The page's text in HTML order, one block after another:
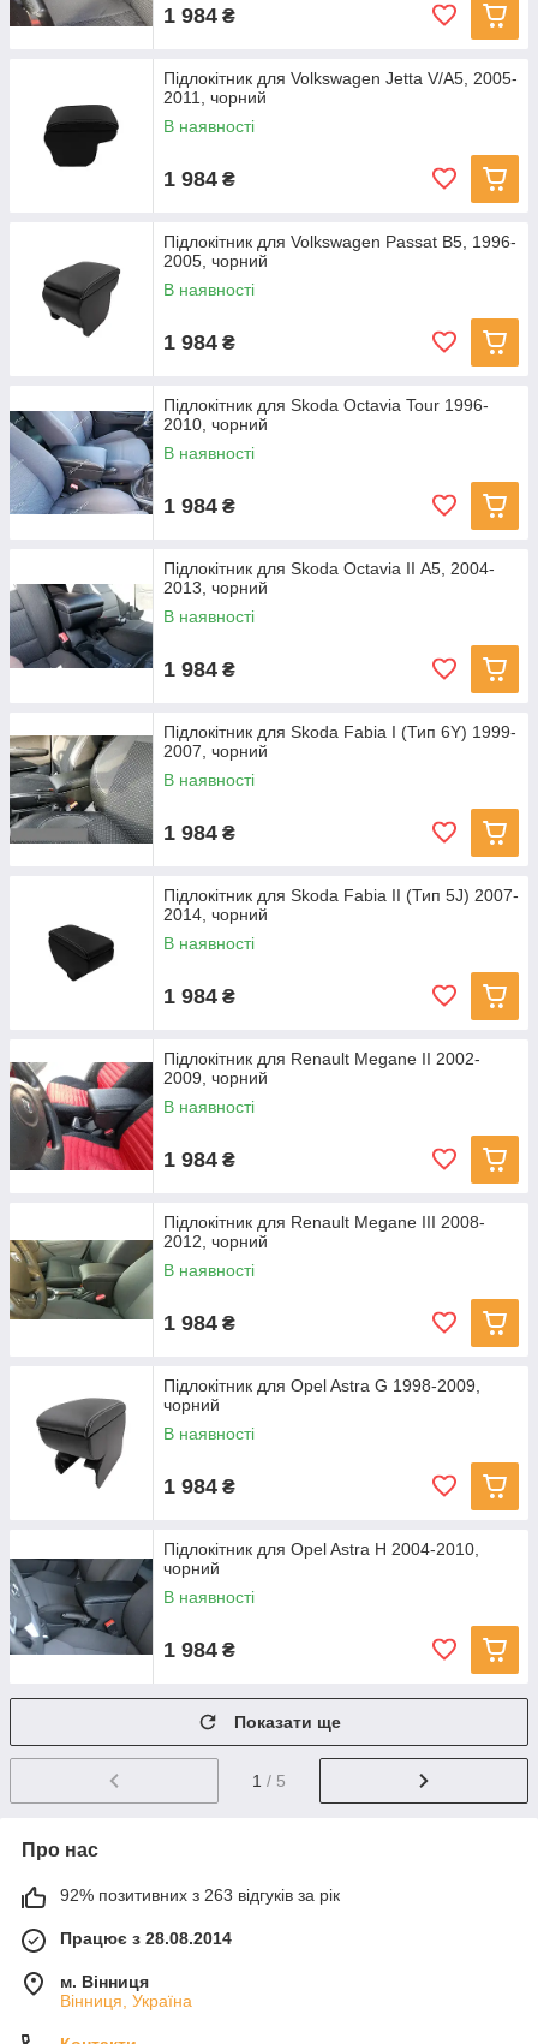
1 984 ₴
Підлокітник для Volkswagen Jetta V/A5, 2005-
2011, чорний
В наявності
1 984 ₴
Підлокітник для Volkswagen Passat B5, 1996-
2005, чорний
В наявності
1 984 ₴
Підлокітник для Skoda Octavia Tour 1996-
2010, чорний
В наявності
1 984 ₴
Підлокітник для Skoda Octavia II А5, 2004-
2013, чорний
В наявності
1 984 ₴
Підлокітник для Skoda Fabia I (Тип 6Y) 1999-
2007, чорний
В наявності
1 984 ₴
Підлокітник для Skoda Fabia II (Тип 5J) 2007-
2014, чорний
В наявності
1 984 ₴
Підлокітник для Renault Megane II 2002-
2009, чорний
В наявності
1 984 ₴
Підлокітник для Renault Megane III 2008-
2012, чорний
В наявності
1 984 ₴
Підлокітник для Opel Astra G 1998-2009,
чорний
В наявності
1 984 ₴
Підлокітник для Opel Astra H 2004-2010,
чорний
В наявності
1 984 ₴
Показати ще
1 / 5
Про нас
92% позитивних з 263 відгуків за рік
Працює з 28.08.2014
м. Вінниця
Вінниця, Україна